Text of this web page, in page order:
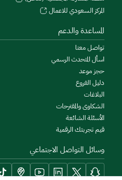
المركز السعودي للاعمال
المساعدة والدعم
تواصل معنا
اسأل المتحدث الرسمي
حجز موعد
دليل الفروع
البلاغات
الشكاوى والمقترحات
الأسئلة الشائعة
قيم تجربتك الرقمية
وسائل التواصل الاجتماعي